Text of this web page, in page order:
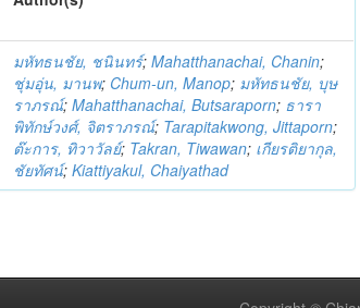
มหัทธนชัย, ชนินทร์;Mahatthanachai, Chanin;
ชุ่มอุ่น, มานพ; Chum-un, Manop; มหัทธนชัย, บุษ
ราภรณ์;Mahatthanachai, Butsaraporn; ธารา
พิทักษ์วงศ์, จิตราภรณ์; Tarapitakwong, Jittaporn;
ต๊ะการ, ทิวาวัลย์; Takran, Tiwawan; เกียรติยากุล,
ชัยทัศน์;Kiattiyakul, Chaiyathad